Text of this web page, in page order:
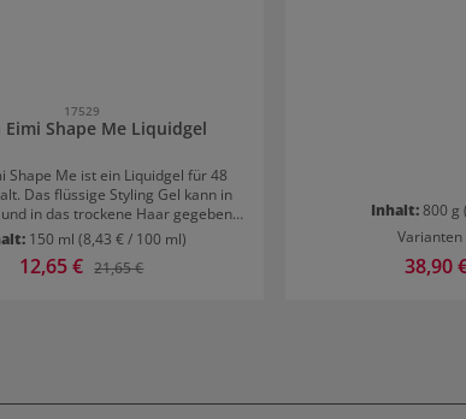
17529
Eimi Shape Me Liquidgel
Shape Me ist ein Liquidgel für 48
Das flüssige Styling Gel kann in
in das trockene Haar gegeben
Haargel eignet sich besonders gut
und Naturwellen und enthält einen
Komplex, der dafür sorgt,
150 ml (8,43 € / 100 ml)
Verkaufspreis:
12,65 € Regulärer Preis:
21,65 €
Inhalt:800 g
Varianten
38,90